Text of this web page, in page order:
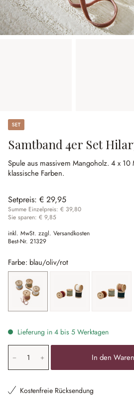
Set
Samtband 4er Set
Spule aus massivem Mangoholz. 4 x 10
klassische Farben.
Setpreis: € 29,95
Summe Einzelpreis: € 39,80
Sie sparen: € 9,85
inkl. MwSt. zzgl. Versandkosten
Best-Nr. 21329
Farbe: blau/oliv/rot
blau/oliv/rot bunt rot/grün
Lieferung in 4 bis 5 Werktagen
Produkt Anzahl: Gib den
In den
Kostenfreie Rücksendung